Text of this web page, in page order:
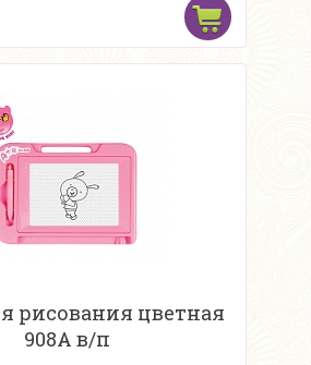
рисования цветная
908А в/п